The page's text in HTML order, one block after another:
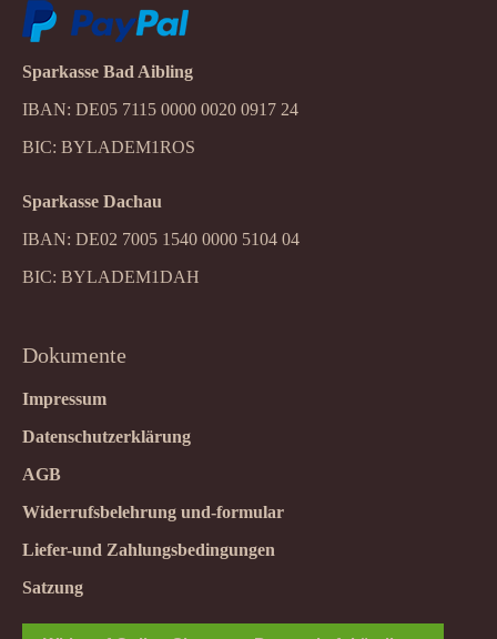
Sparkasse Bad Aibling
IBAN: DE05 7115 0000 0020 0917 24
BIC: BYLADEM1ROS
Sparkasse Dachau
IBAN: DE02 7005 1540 0000 5104 04
BIC: BYLADEM1DAH
Dokumente
Impressum
Datenschutzerklärung
AGB
Widerrufsbelehrung und-formular
Liefer-und Zahlungsbedingungen
Satzung